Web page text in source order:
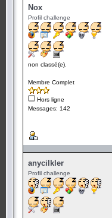
Nox
Profil challenge
non classé(e).
Membre Complet
Hors ligne
Messages: 142
anycilkler
Profil challenge